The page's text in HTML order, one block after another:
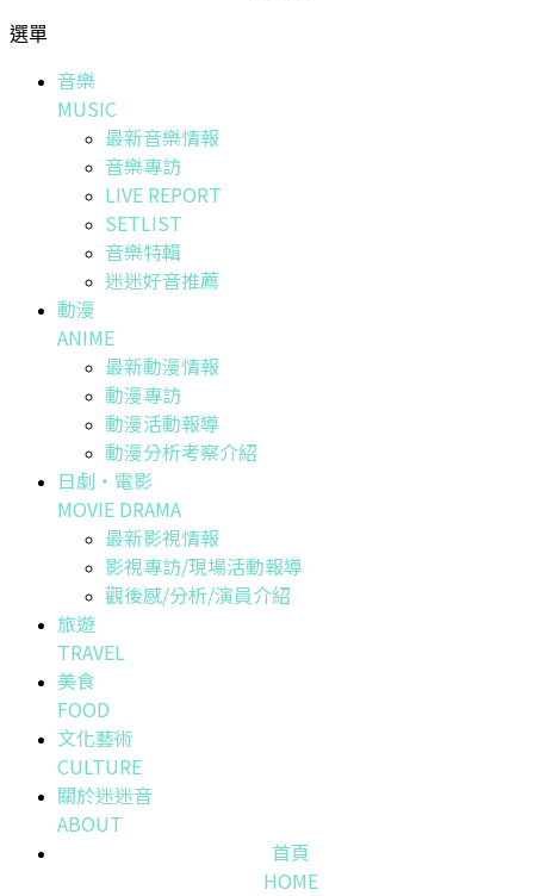
選單
音樂
MUSIC
最新音樂情報
音樂專訪
LIVE REPORT
SETLIST
音樂特輯
迷迷好音推薦
動漫
ANIME
最新動漫情報
動漫專訪
動漫活動報導
動漫分析考察介紹
日劇・電影
MOVIE DRAMA
最新影視情報
影視專訪/現場活動報導
觀後感/分析/演員介紹
旅遊
TRAVEL
美食
FOOD
文化藝術
CULTURE
關於迷迷音
ABOUT
首頁
HOME